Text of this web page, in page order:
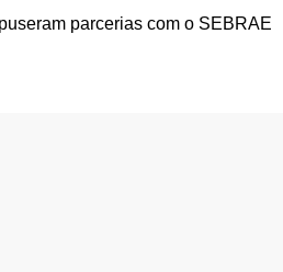
parcerias com o SEBRAE